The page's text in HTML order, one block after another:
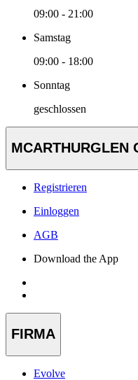
09:00 - 21:00
Samstag
09:00 - 18:00
Sonntag
geschlossen
MCARTHURGLEN
Registrieren
Einloggen
AGB
Download the App
FIRMA
Evolve